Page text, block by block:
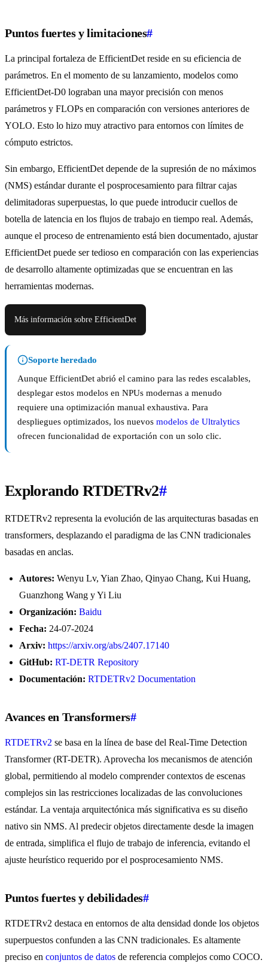
Puntos fuertes y limitaciones#
La principal fortaleza de EfficientDet reside en su eficiencia de
parámetros. En el momento de su lanzamiento, modelos como
EfficientDet-D0 lograban una mayor precisión con menos
parámetros y FLOPs en comparación con versiones anteriores de
YOLO. Esto lo hizo muy atractivo para entornos con límites de
cómputo estrictos.
Sin embargo, EfficientDet depende de la supresión de no máximos
(NMS) estándar durante el posprocesamiento para filtrar cajas
delimitadoras superpuestas, lo que puede introducir cuellos de
botella de latencia en los flujos de trabajo en tiempo real. Además,
aunque el proceso de entrenamiento está bien documentado, ajustar
EfficientDet puede ser tedioso en comparación con las experiencias
de desarrollo altamente optimizadas que se encuentran en las
herramientas modernas.
Más información sobre EfficientDet
Soporte heredado
Aunque EfficientDet abrió el camino para las redes escalables,
desplegar estos modelos en NPUs modernas a menudo
requiere una optimización manual exhaustiva. Para
despliegues optimizados, los nuevos modelos de Ultralytics
ofrecen funcionalidad de exportación con un solo clic.
Explorando RTDETRv2#
RTDETRv2 representa la evolución de las arquitecturas basadas en
transformers, desplazando el paradigma de las CNN tradicionales
basadas en anclas.
Autores: Wenyu Lv, Yian Zhao, Qinyao Chang, Kui Huang,
Guanzhong Wang y Yi Liu
Organización: Baidu
Fecha: 24-07-2024
Arxiv: https://arxiv.org/abs/2407.17140
GitHub: RT-DETR Repository
Documentación: RTDETRv2 Documentation
Avances en Transformers#
RTDETRv2 se basa en la línea de base del Real-Time Detection
Transformer (RT-DETR). Aprovecha los mecanismos de atención
global, permitiendo al modelo comprender contextos de escenas
complejos sin las restricciones localizadas de las convoluciones
estándar. La ventaja arquitectónica más significativa es su diseño
nativo sin NMS. Al predecir objetos directamente desde la imagen
de entrada, simplifica el flujo de trabajo de inferencia, evitando el
ajuste heurístico requerido por el posprocesamiento NMS.
Puntos fuertes y debilidades#
RTDETRv2 destaca en entornos de alta densidad donde los objetos
superpuestos confunden a las CNN tradicionales. Es altamente
preciso en conjuntos de datos de referencia complejos como COCO.